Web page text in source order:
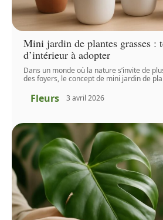
Mini jardin de plantes grasses :
d’intérieur à adopter
Dans un monde où la nature s’invite de
des foyers, le concept de mini jardin de
Fleurs 3 avril 2026